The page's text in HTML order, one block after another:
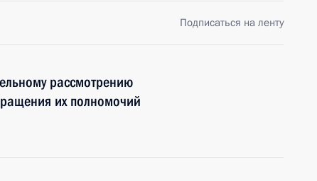
Подписаться на ленту
рассмотрению
их полномочий